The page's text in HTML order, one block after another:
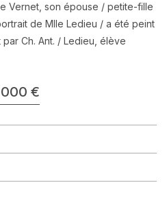
Vernet, son épouse / petite-fille
de Mlle Ledieu / a été peint
Ch. Ant. / Ledieu, élève
€